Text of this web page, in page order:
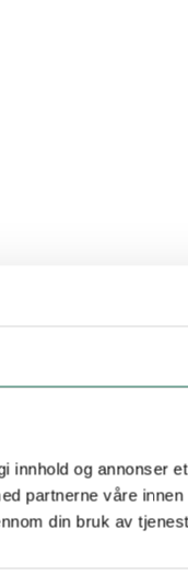
innhold og annonser
partnerne våre
din bruk av